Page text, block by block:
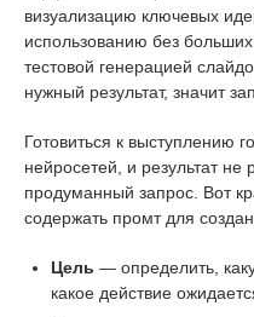
визуализацию ключевых
использованию без
тестовой генерацией
нужный результат, значит
Готовиться к выступлению
нейросетей, и результат не
продуманный запрос. Вот
содержать промт для
Цель — определить,
какое действие